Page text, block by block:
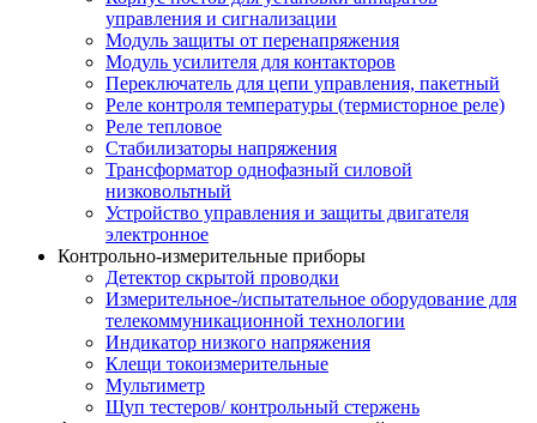
управления и сигнализации
Модуль защиты от перенапряжения
Модуль усилителя для контакторов
Переключатель для цепи управления, пакетный
Реле контроля температуры (термисторное реле)
Реле тепловое
Стабилизаторы напряжения
Трансформатор однофазный силовой
низковольтный
Устройство управления и защиты двигателя
электронное
Контрольно-измерительные приборы
Детектор скрытой проводки
Измерительное-/испытательное оборудование для
телекоммуникационной технологии
Индикатор низкого напряжения
Клещи токоизмерительные
Мультиметр
Щуп тестеров/ контрольный стержень